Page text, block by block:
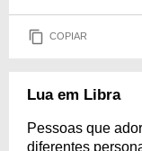
COPIAR
Lua em Libra
Pessoas que
diferentes